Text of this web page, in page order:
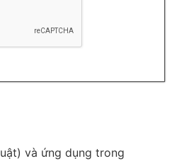
và ứng dụng trong